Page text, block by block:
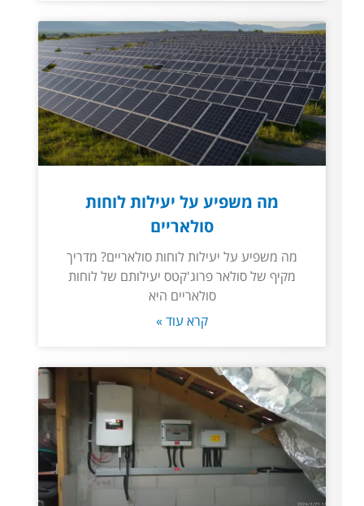
מה משפיע על יעילות לוחות
סולאריים
מה משפיע על יעילות לוחות סולאריים? מדריך
מקיף של סולאר פרוג'קטס יעילותם של לוחות
סולאריים היא
קרא עוד »